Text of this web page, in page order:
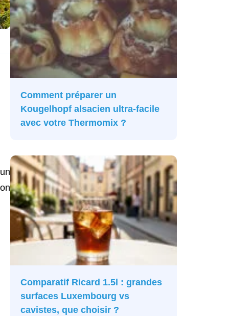
Comment préparer un
Kougelhopf alsacien ultra-facile
avec votre Thermomix ?
Comparatif Ricard 1.5l : grandes
surfaces Luxembourg vs
cavistes, que choisir ?